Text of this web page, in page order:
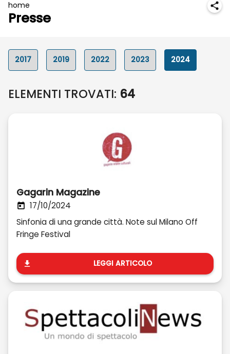
home
Presse
2017 2019 2022 2023 2024
ELEMENTI TROVATI: 64
Gagarin Magazine
17/10/2024
Sinfonia di una grande città. Note sul Milano Off
Fringe Festival
LEGGI ARTICOLO